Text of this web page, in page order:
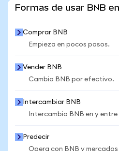
Formas de usar BNB
Comprar BNB
Empieza en pocos pasos.
Vender BNB
Cambia BNB por efectivo.
Intercambiar BNB
Intercambia BNB en y
Predecir
Opera con BNB y